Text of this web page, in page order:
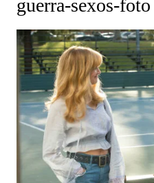
guerra-sexos-foto